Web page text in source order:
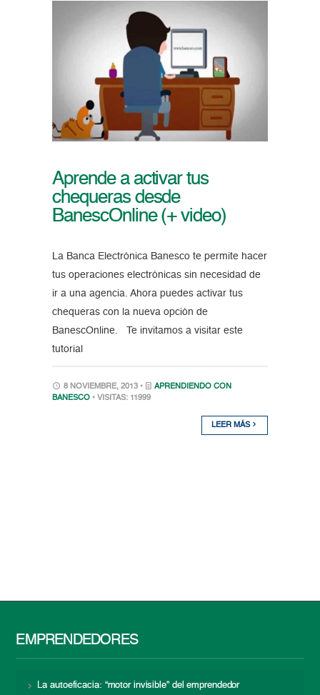
Aprende a activar tus
chequeras desde
BanescOnline (+ video)
La Banca Electrónica Banesco te permite hacer
tus operaciones electrónicas sin necesidad de
ir a una agencia. Ahora puedes activar tus
chequeras con la nueva opción de
BanescOnline. Te invitamos a visitar este
tutorial
8 NOVIEMBRE, 2013 •
APRENDIENDO CON
BANESCO • VISITAS: 11999
LEER MÁS
EMPRENDEDORES
La autoeficacia: “motor invisible” del emprendedor